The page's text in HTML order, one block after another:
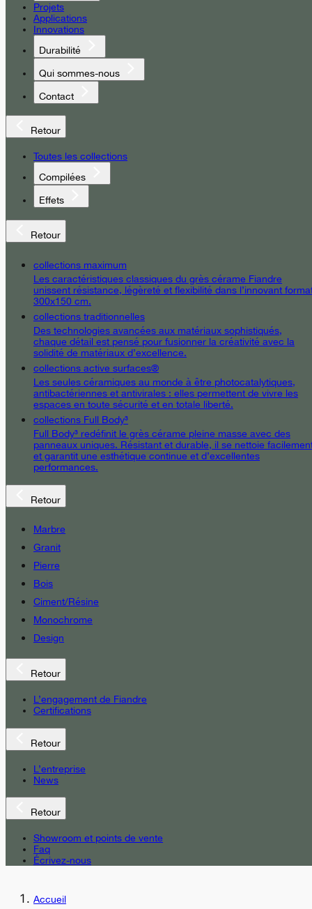
Projets
Applications
Innovations
Durabilité
Qui sommes-nous
Contact
Retour
Toutes les collections
Compilées
Effets
Retour
collections maximum
Les caractéristiques classiques du grès cérame Fiandre
unissent résistance, légèreté et flexibilité dans l’innovant
300x150 cm.
collections traditionnelles
Des technologies avancées aux matériaux sophistiqués,
chaque détail est pensé pour fusionner la créativité avec la
solidité de matériaux d’excellence.
collections active surfaces®
Les seules céramiques au monde à être photocatalytiques,
antibactériennes et antivirales : elles permettent de vivre les
espaces en toute sécurité et en totale liberté.
collections Full Body³
Full Body³ redéfinit le grès cérame pleine masse avec des
panneaux uniques. Résistant et durable, il se nettoie
et garantit une esthétique continue et d’excellentes
performances.
Retour
Marbre
Granit
Pierre
Bois
Ciment/Résine
Monochrome
Design
Retour
L’engagement de Fiandre
Certifications
Retour
L’entreprise
News
Retour
Showroom et points de vente
Faq
Écrivez-nous
Accueil